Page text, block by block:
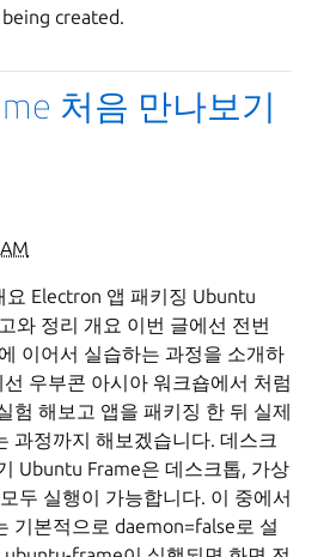
created.
처음 만나보기
Electron 앱 패키징 Ubuntu
와 정리 개요 이번 글에선 전번
이어서 실습하는 과정을 소개하
우부콘 아시아 워크숍에서 처럼
험 해보고 앱을 패키징 한 뒤 실제
과정까지 해보겠습니다. 데스크
Ubuntu Frame은 데스크톱, 가상
두 실행이 가능합니다. 이 중에서
기본적으로 daemon=false로 설